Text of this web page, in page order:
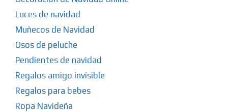
Luces de navidad
Muñecos de Navidad
Osos de peluche
Pendientes de navidad
Regalos amigo invisible
Regalos para bebes
Ropa Navideña